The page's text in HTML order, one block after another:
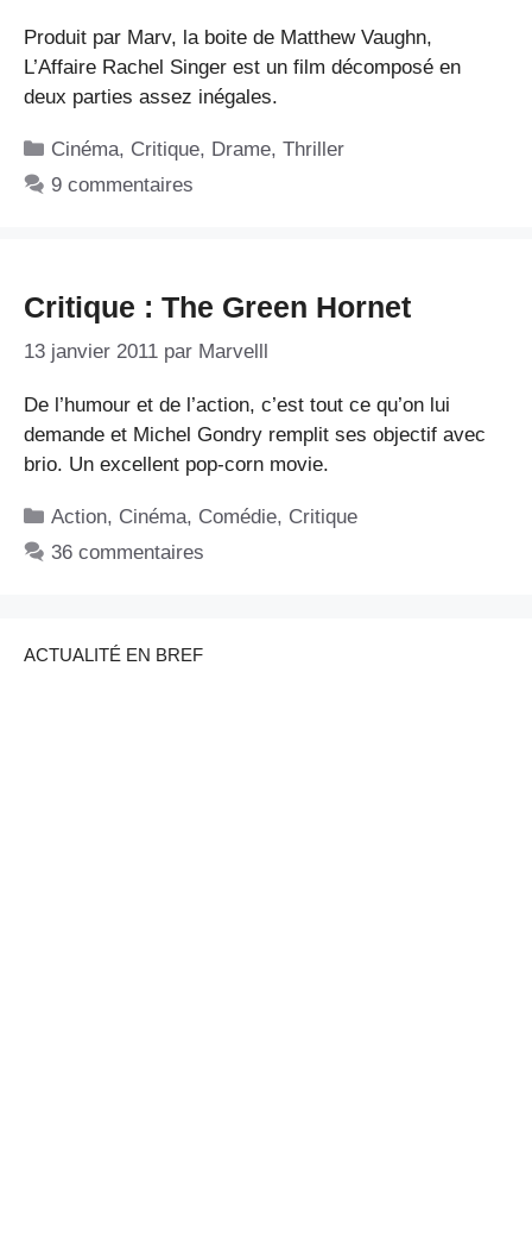
Produit par Marv, la boite de Matthew Vaughn,
L’Affaire Rachel Singer est un film décomposé en
deux parties assez inégales.
Catégories
Cinéma, Critique, Drame,Thriller
9 commentaires
Critique : The Green Hornet
13 janvier 2011 par Marvelll
De l’humour et de l’action, c’est tout ce qu’on lui
demande et Michel Gondry remplit ses objectif avec
brio. Un excellent pop-corn movie.
Catégories
Action, Cinéma, Comédie, Critique
36 commentaires
ACTUALITÉ EN BREF